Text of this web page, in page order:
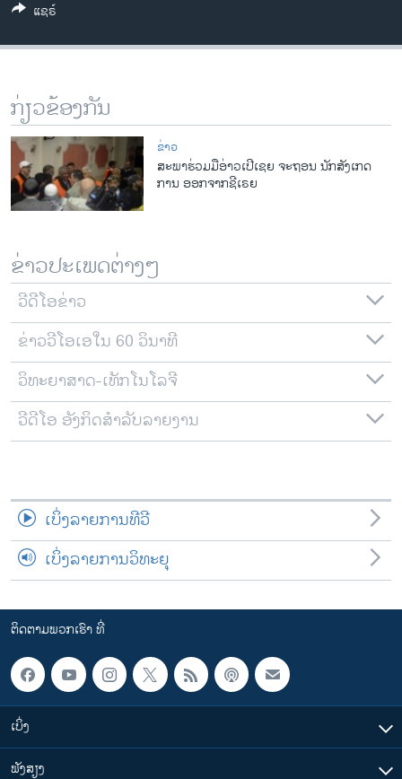
ທຸລະກິດ
ພາສາອັງກິດ
ສຽງ
ລາຍການກະຈາຍສຽງ
ລາຍງານ
ຕິດຕາມພວກເຮົາ ທີ່
ພາສາຕ່າງໆ
ແຊຣ໌
ກ່ຽວຂ້ອງກັນ
ຂ່າວ
ສະພາຮ່ວມມືອ່າວເປີເຊຍ ຈະຖອນ ນັກສັງເກດ
ການ ອອກຈາກຊີເຣຍ
ຂ່າວປະເພດຕ່າງໆ
ວີດີໂອຂ່າວ
ຂ່າວວີໂອເອໃນ 60 ວິນາທີ
ວິທະຍາສາດ-ເທັກໂນໂລຈີ
ວີດີໂອ ອັງກິດສຳລັບລາຍງານ
ເບິ່ງລາຍການທີວີ
ເບິ່ງລາຍການວິທະຍຸ
ຕິດຕາມພວກເຮົາ ທີ່
ເບິ່ງ
ຟັງສຽງ